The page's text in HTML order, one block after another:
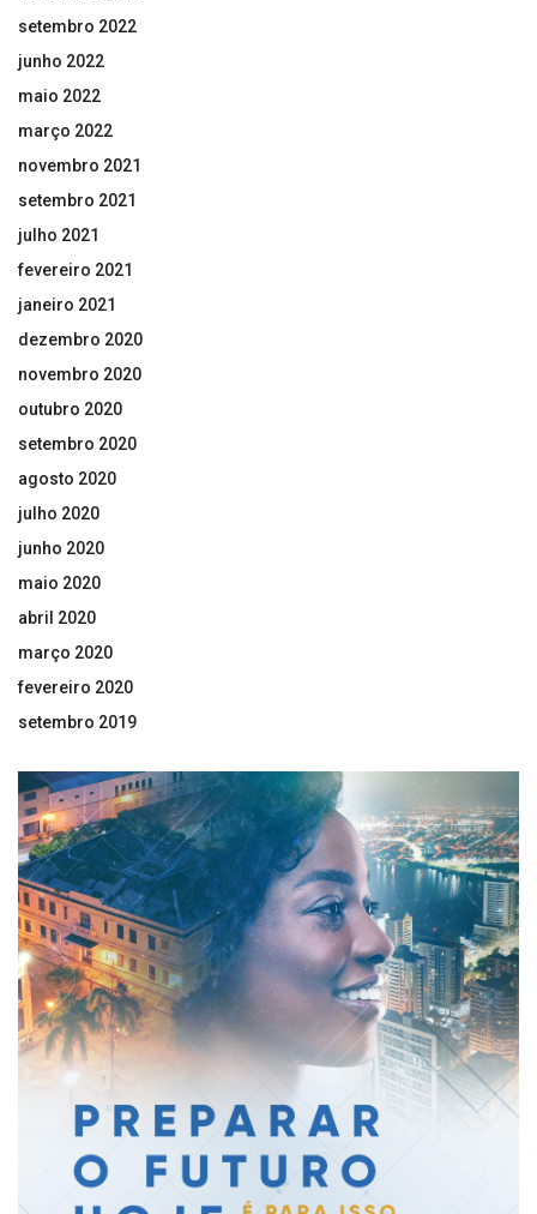
setembro 2022
junho 2022
maio 2022
março 2022
novembro 2021
setembro 2021
julho 2021
fevereiro 2021
janeiro 2021
dezembro 2020
novembro 2020
outubro 2020
setembro 2020
agosto 2020
julho 2020
junho 2020
maio 2020
abril 2020
março 2020
fevereiro 2020
setembro 2019